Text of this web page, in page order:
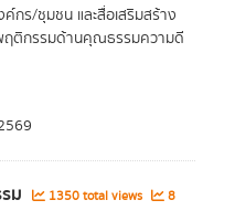
กร/ชุมชน และสื่อเสริมสร้าง
ติกรรมด้านคุณธรรมความดี
ม 1350 total views
8